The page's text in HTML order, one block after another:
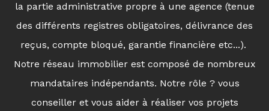
la partie administrative propre à une agence (tenue
des différents registres obligatoires, délivrance des
reçus, compte bloqué, garantie financière etc...).
Notre réseau immobilier est composé de nombreux
mandataires indépendants. Notre rôle ? vous
conseiller et vous aider à réaliser vos projets